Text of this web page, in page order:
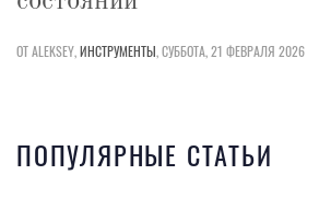
ОТ ALEKSEY,ИНСТРУМЕНТЫ,СУББОТА, 21 ФЕВРАЛЯ 2026
ПОПУЛЯРНЫЕ СТАТЬИ